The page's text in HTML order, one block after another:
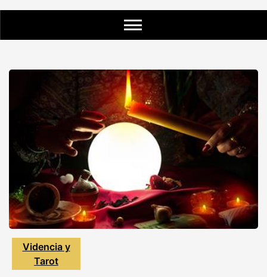
Videncia y
Tarot